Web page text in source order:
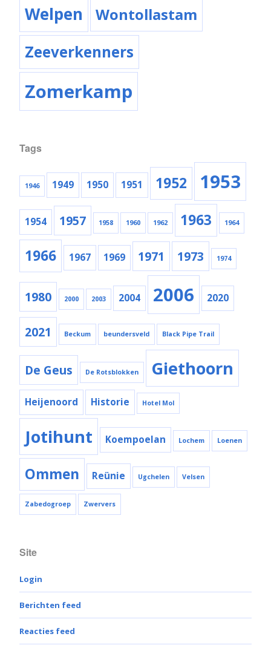
Welpen Wontollastam
Zeeverkenners
Zomerkamp
Tags
1946 1949 1950 1951 1952 1953
1954 1957 1958 1960 1962 1963 1964
1966 1967 1969 1971 1973 1974
1980 2000 2003 2004 2006 2020
2021 Beckum beundersveld Black Pipe Trail
De Geus De Rotsblokken Giethoorn
Heijenoord Historie Hotel Mol
Jotihunt Koempoelan Lochem Loenen
Ommen Reünie Ugchelen Velsen
Zabedogroep Zwervers
Site
Login
Berichten feed
Reacties feed